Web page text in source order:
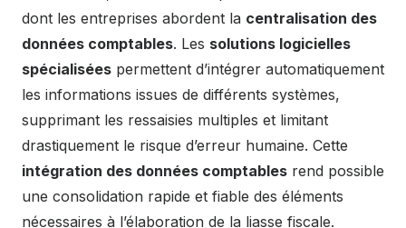
dont les entreprises abordent la centralisation des
données comptables. Les solutions logicielles
spécialisées permettent d’intégrer automatiquement
les informations issues de différents systèmes,
supprimant les ressaisies multiples et limitant
drastiquement le risque d’erreur humaine. Cette
intégration des données comptables rend possible
une consolidation rapide et fiable des éléments
nécessaires à l’élaboration de la liasse fiscale.